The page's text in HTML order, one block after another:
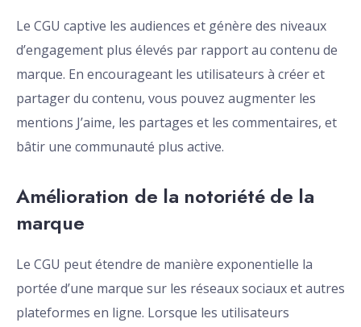
Le CGU captive les audiences et génère des niveaux
d’engagement plus élevés par rapport au contenu de
marque. En encourageant les utilisateurs à créer et
partager du contenu, vous pouvez augmenter les
mentions J’aime, les partages et les commentaires, et
bâtir une communauté plus active.
Amélioration de la notoriété de la
marque
Le CGU peut étendre de manière exponentielle la
portée d’une marque sur les réseaux sociaux et autres
plateformes en ligne. Lorsque les utilisateurs